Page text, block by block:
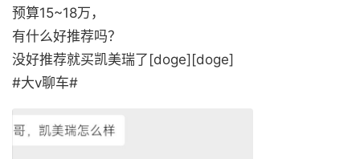
预算15~18万，
有什么好推荐吗？
没好推荐就买凯美瑞了[doge][doge]
#大v聊车# ​